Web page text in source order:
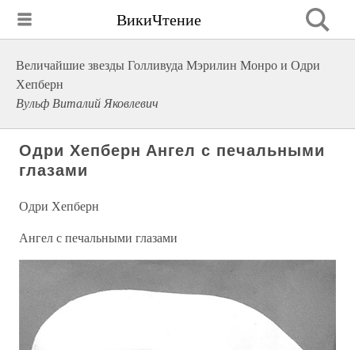
ВикиЧтение
Величайшие звезды Голливуда Мэрилин Монро и Одри
Хепберн
Вульф Виталий Яковлевич
Одри Хепберн Ангел с печальными
глазами
Одри Хепберн
Ангел с печальными глазами